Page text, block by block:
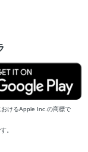
けるApple Inc.の商標で
。